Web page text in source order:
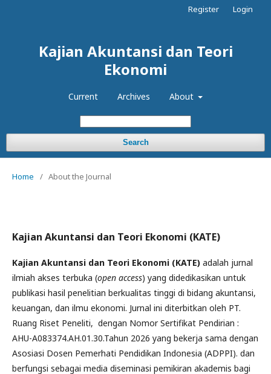
Kajian Akuntansi dan Teori
Ekonomi
Current Archives About
Search
Register Login
Home / About the Journal
Kajian Akuntansi dan Teori Ekonomi (KATE)
Kajian Akuntansi dan Teori Ekonomi (KATE) adalah jurnal
ilmiah akses terbuka (open access) yang didedikasikan untuk
publikasi hasil penelitian berkualitas tinggi di bidang akuntansi,
keuangan, dan ilmu ekonomi. Jurnal ini diterbitkan oleh PT.
Ruang Riset Peneliti, dengan Nomor Sertifikat Pendirian :
AHU-A083374.AH.01.30.Tahun 2026 yang bekerja sama dengan
Asosiasi Dosen Pemerhati Pendidikan Indonesia (ADPPI). dan
berfungsi sebagai media diseminasi pemikiran akademis bagi